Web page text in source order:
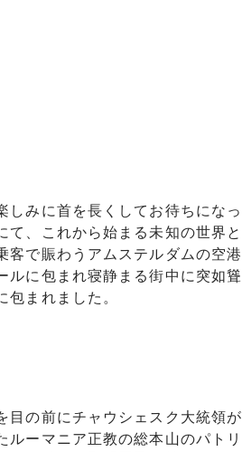
しみに首を長くしてお待ちになっ
、これから始まる未知の世界と
客で賑わうアムステルダムの空港
ルに包まれ寝静まる街中に突如聳
まれました。
目の前にチャウシェスク大統領が
ーマニア正教の総本山のパトリ